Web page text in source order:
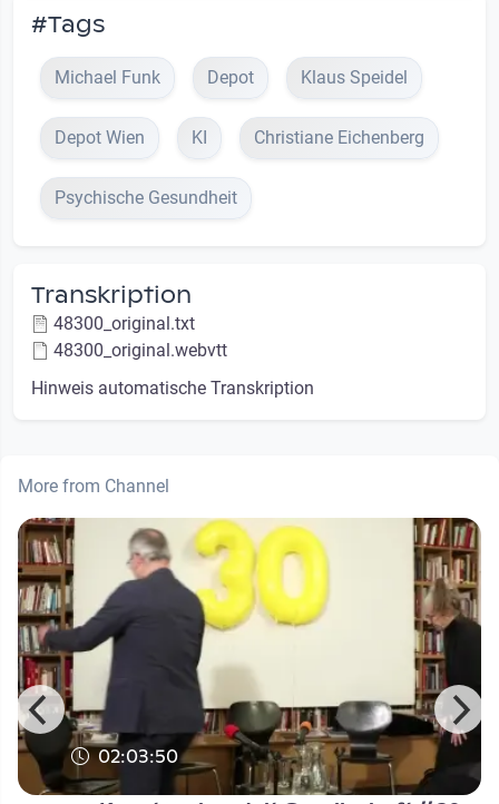
#Tags
Michael Funk Depot Klaus Speidel
Depot Wien KI Christiane Eichenberg
Psychische Gesundheit
Transkription
48300_original.txt
48300_original.webvtt
Hinweis automatische Transkription
More from Channel
02:03:50